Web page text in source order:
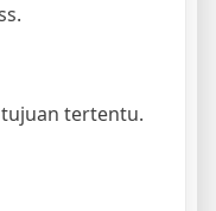
tertentu.